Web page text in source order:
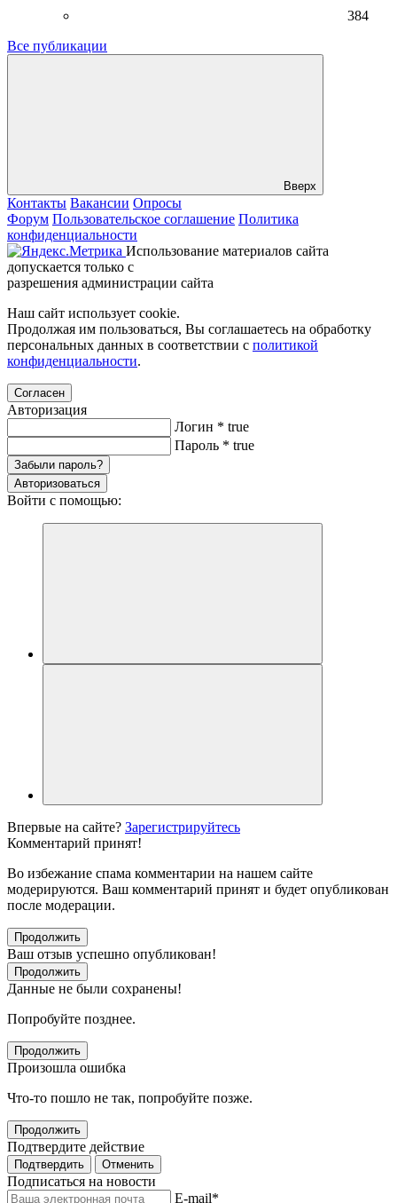
384
Все публикации
Вверх
Контакты Вакансии Опросы
Форум Пользовательское соглашение Политика
конфиденциальности
Использование материалов сайта
допускается только с
разрешения администрации сайта
Наш сайт использует cookie.
Продолжая им пользоваться, Вы соглашаетесь на обработку
персональных данных в соответствии с политикой
конфиденциальности.
Согласен
Авторизация
Логин * true
Пароль * true
Забыли пароль?
Авторизоваться
Войти с помощью:
Впервые на сайте? Зарегистрируйтесь
Комментарий принят!
Во избежание спама комментарии на нашем сайте
модерируются. Ваш комментарий принят и будет опубликован
после модерации.
Продолжить
Ваш отзыв успешно опубликован!
Продолжить
Данные не были сохранены!
Попробуйте позднее.
Продолжить
Произошла ошибка
Что-то пошло не так, попробуйте позже.
Продолжить
Подтвердите действие
Подтвердить Отменить
Подписаться на новости
E-mail*